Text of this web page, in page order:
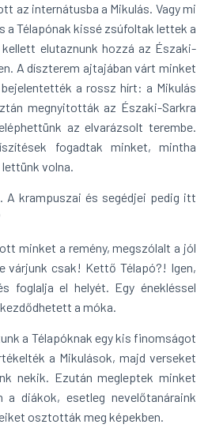
az internátusba a Mikulás. Vagy mi
a Télapónak kissé zsúfoltak lettek a
elutaznunk hozzá az Északi-
A díszterem ajtajában várt minket
a rossz hírt: a Mikulás
megnyitották az Északi-Sarkra
az elvarázsolt terembe.
fogadtak minket, mintha
volna.
A krampuszai és segédjei pedig itt
minket a remény, megszólalt a jól
várjunk csak! Kettő Télapó?! Igen,
foglalja el helyét. Egy énekléssel
a móka.
a Télapóknak egy kis finomságot
a Mikulások, majd verseket
nekik. Ezután megleptek minket
a diákok, esetleg nevelőtanáraink
osztották meg képekben.